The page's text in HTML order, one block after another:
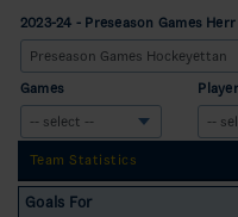
2023-24 - Preseason Games Herr
Games
Team Statistics
Goals For